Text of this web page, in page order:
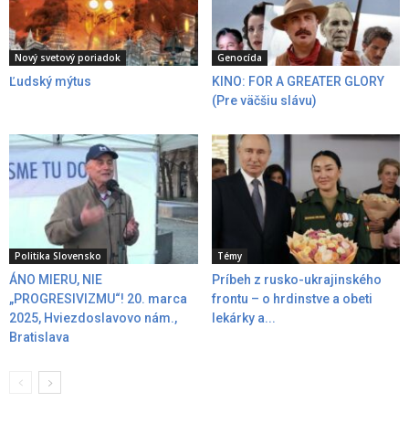
Nový svetový poriadok
Ľudský mýtus
Genocída
KINO: FOR A GREATER GLORY
(Pre väčšiu slávu)
Politika Slovensko
ÁNO MIERU, NIE
„PROGRESIVIZMU“! 20. marca
2025, Hviezdoslavovo nám.,
Bratislava
Témy
Príbeh z rusko-ukrajinského
frontu – o hrdinstve a obeti
lekárky a...